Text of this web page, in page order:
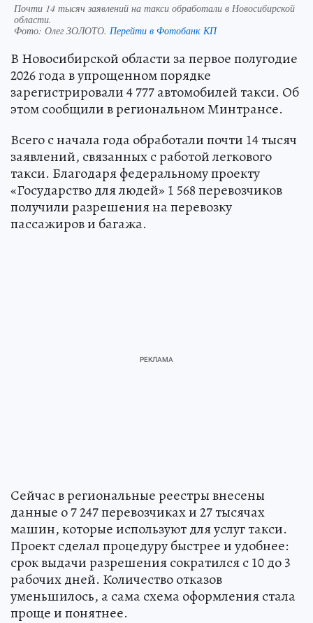
Почти 14 тысяч заявлений на такси обработали в Новосибирской
области.
Фото: Олег ЗОЛОТО. Перейти в Фотобанк КП
В Новосибирской области за первое полугодие
2026 года в упрощенном порядке
зарегистрировали 4 777 автомобилей такси. Об
этом сообщили в региональном Минтрансе.
Всего с начала года обработали почти 14 тысяч
заявлений, связанных с работой легкового
такси. Благодаря федеральному проекту
«Государство для людей» 1 568 перевозчиков
получили разрешения на перевозку
пассажиров и багажа.
Сейчас в региональные реестры внесены
данные о 7 247 перевозчиках и 27 тысячах
машин, которые используют для услуг такси.
Проект сделал процедуру быстрее и удобнее:
срок выдачи разрешения сократился с 10 до 3
рабочих дней. Количество отказов
уменьшилось, а сама схема оформления стала
проще и понятнее.